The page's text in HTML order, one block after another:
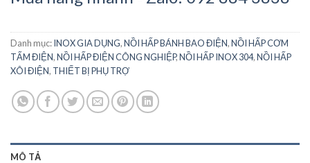
Danh mục:INOX GIA DỤNG,NỒI HẤP BÁNH BAO ĐIỆN,NỒI HẤP CƠM
TẤM ĐIỆN,NỒI HẤP ĐIỆN CÔNG NGHIỆP,NỒI HẤP INOX 304,NỒI HẤP
XÔI ĐIỆN, THIẾT BỊ PHỤ TRỢ
MÔ TẢ